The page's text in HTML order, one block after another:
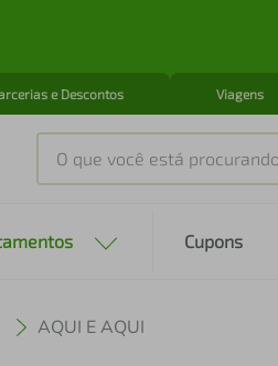
e Descontos Viagens
O que você está procurando?
Cupons
AQUI E AQUI
2º cafeteira